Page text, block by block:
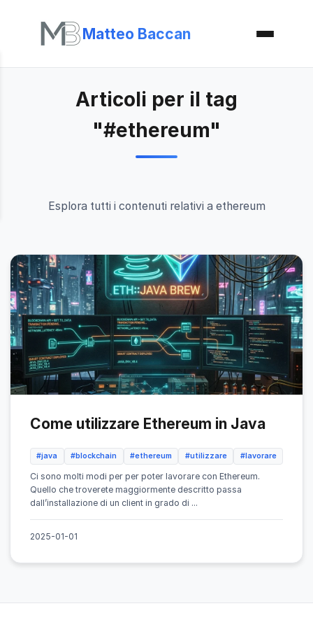
Matteo Baccan
Articoli per il tag
"#ethereum"
Esplora tutti i contenuti relativi a ethereum
Come utilizzare Ethereum in Java
#java #blockchain #ethereum #utilizzare #lavorare
Ci sono molti modi per per poter lavorare con Ethereum.
Quello che troverete maggiormente descritto passa
dall’installazione di un client in grado di ...
2025-01-01